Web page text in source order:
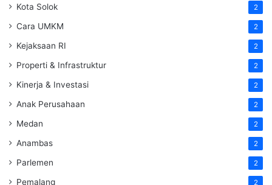
Kota Solok 2
Cara UMKM 2
Kejaksaan RI 2
Properti & Infrastruktur 2
Kinerja & Investasi 2
Anak Perusahaan 2
Medan 2
Anambas 2
Parlemen 2
Pemalang 2